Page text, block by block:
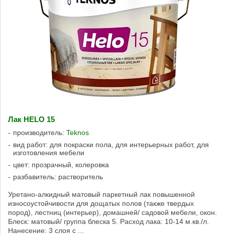
Лак HELO 15
производитель: Teknos
вид работ: для покраски пола, для интерьерных работ, для
изготовления мебели
цвет: прозрачный, колеровка
разбавитель: растворитель
Уретано-алкидный матовый паркетный лак повышенной
износоустойчивости для дощатых полов (также твердых
пород), лестниц (интерьер), домашней/ садовой мебели, окон.
Блеск: матовый/ группа блеска 5. Расход лака: 10-14 м.кв./л.
Нанесение: 3 слоя с ...